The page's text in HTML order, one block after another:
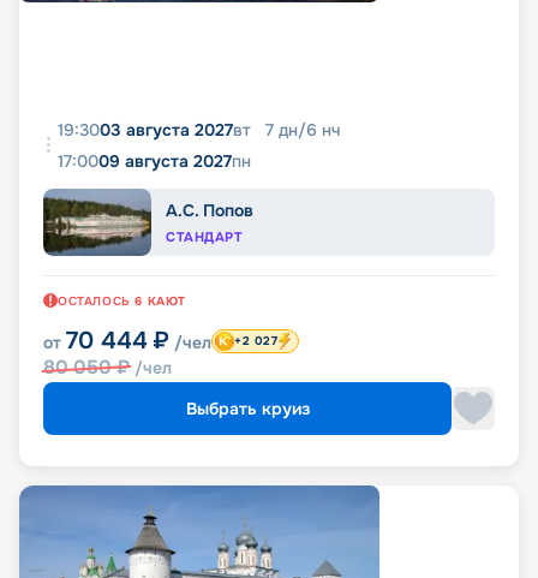
19:3003 августа 2027вт 7 дн/6 нч
17:0009 августа 2027пн
А.С. Попов
СТАНДАРТ
ОСТАЛОСЬ 6 КАЮТ
от 70 444 ₽ /чел
80 050₽ /чел
+2 027
Выбрать круиз